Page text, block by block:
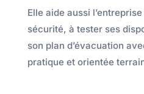
Elle aide aussi
sécurité, à tester ses
son plan d’évacuation
pratique et orientée